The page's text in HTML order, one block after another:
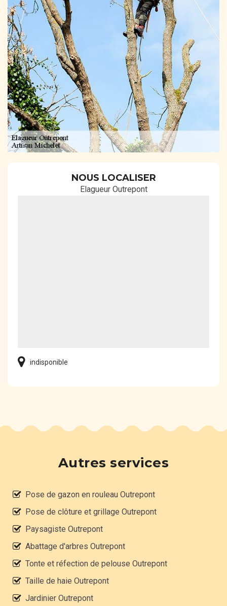
NOUS LOCALISER
Elagueur Outrepont
indisponible
Autres services
Pose de gazon en rouleau Outrepont
Pose de clôture et grillage Outrepont
Paysagiste Outrepont
Abattage d'arbres Outrepont
Tonte et réfection de pelouse Outrepont
Taille de haie Outrepont
Jardinier Outrepont